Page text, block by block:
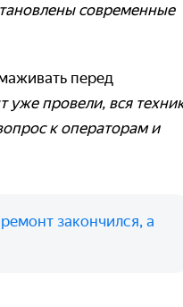
современные
перед
уже провели, вся
к операторам и
закончился, а